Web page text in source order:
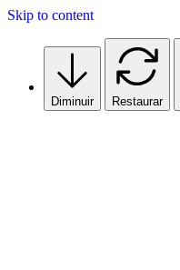
Skip to content
Diminuir Restaurar